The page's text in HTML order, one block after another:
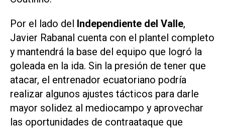
Por el lado del Independiente del Valle,
Javier Rabanal cuenta con el plantel completo
y mantendrá la base del equipo que logró la
goleada en la ida. Sin la presión de tener que
atacar, el entrenador ecuatoriano podría
realizar algunos ajustes tácticos para darle
mayor solidez al mediocampo y aprovechar
las oportunidades de contraataque que